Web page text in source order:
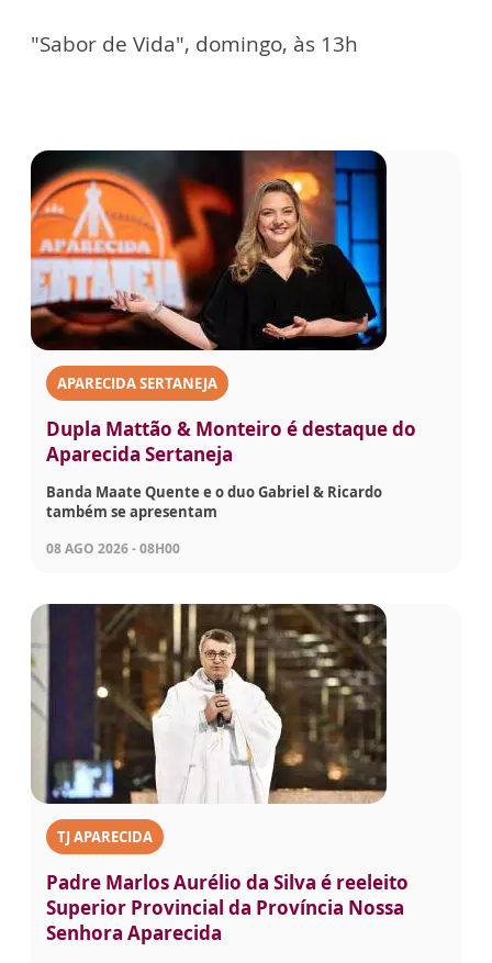
"Sabor de Vida", domingo, às 13h
APARECIDA SERTANEJA
Dupla Mattão & Monteiro é destaque do
Aparecida Sertaneja
Banda Maate Quente e o duo Gabriel & Ricardo
também se apresentam
08 AGO 2026 - 08H00
TJ APARECIDA
Padre Marlos Aurélio da Silva é reeleito
Superior Provincial da Província Nossa
Senhora Aparecida